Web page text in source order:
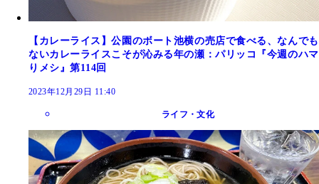
【カレーライス】公園のボート池横の売店で食べる、なんでも
ないカレーライスこそが沁みる年の瀬：パリッコ『今週のハマ
りメシ』第114回
2023年12月29日 11:40
ライフ・文化